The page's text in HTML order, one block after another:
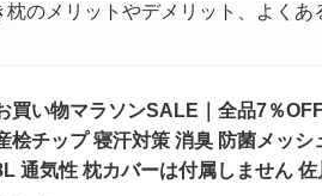
のメリットやデメリット、よくあ
買い物マラソンSALE｜全品7％
桧チップ 寝汗対策 消臭 防菌メッ
通気性 枕カバーは付属しません